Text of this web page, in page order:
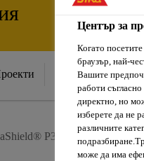
Документи &
P32 PE 2,5 kg/m²
Център за
Когато
браузър, най-
Вашите
работи
директно, но
изберете да не
различните
може да има